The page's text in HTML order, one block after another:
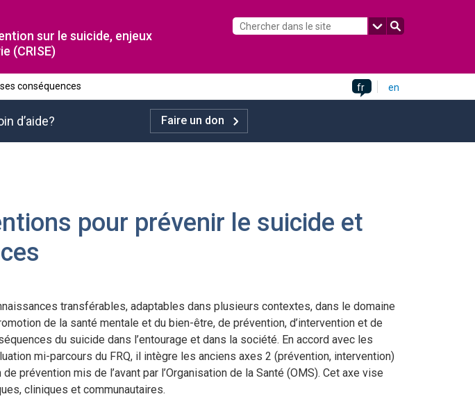
sur le suicide, enjeux
(CRISE)
conséquences fr en
d’aide? Faire un don
pour prévenir le suicide et
transférables, adaptables dans plusieurs contextes, dans le domaine
de la santé mentale et du bien-être, de prévention, d’intervention et de
du suicide dans l’entourage et dans la société. En accord avec les
mi-parcours du FRQ, il intègre les anciens axes 2 (prévention, intervention)
prévention mis de l’avant par l’Organisation de la Santé (OMS). Cet axe vise
cliniques et communautaires.